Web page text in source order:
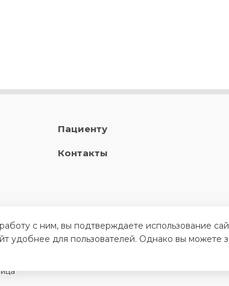
Пациенту
Контакты
с ним, вы подтверждаете использование
удобнее для пользователей. Однако вы можете